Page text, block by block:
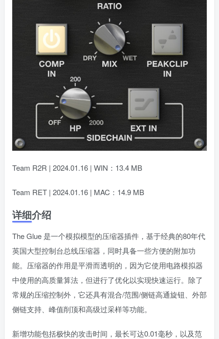
Team R2R | 2024.01.16 | WIN：13.4 MB
Team RET | 2024.01.16 | MAC：14.9 MB
详细介绍
The Glue 是一个模拟模型的压缩器插件，基于经典的80年代
英国大型控制台总线压缩器，同时具备一些方便的附加功
能。压缩器的作用是平滑而透明的，因为它使用电路模拟器
中使用的高质量算法，但进行了优化以实现快速运行。除了
常规的压缩控制外，它还具有混合/范围/侧链高通旋钮、外部
侧链支持、峰值削顶和高级过采样等功能。
新增功能包括极快的攻击时间，最长可达0.01毫秒，以及范